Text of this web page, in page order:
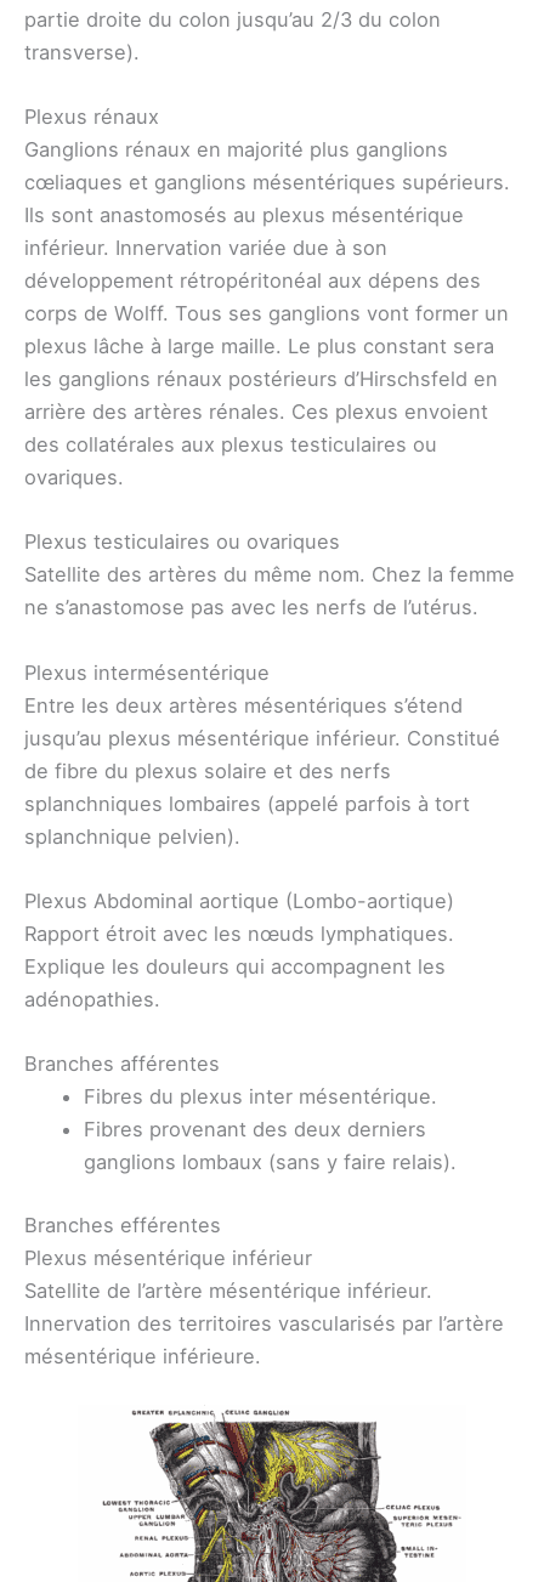
partie droite du colon jusqu’au 2/3 du colon
transverse).
Plexus rénaux
Ganglions rénaux en majorité plus ganglions
cœliaques et ganglions mésentériques supérieurs.
Ils sont anastomosés au plexus mésentérique
inférieur. Innervation variée due à son
développement rétropéritonéal aux dépens des
corps de Wolff. Tous ses ganglions vont former un
plexus lâche à large maille. Le plus constant sera
les ganglions rénaux postérieurs d’Hirschsfeld en
arrière des artères rénales. Ces plexus envoient
des collatérales aux plexus testiculaires ou
ovariques.
Plexus testiculaires ou ovariques
Satellite des artères du même nom. Chez la femme
ne s’anastomose pas avec les nerfs de l’utérus.
Plexus intermésentérique
Entre les deux artères mésentériques s’étend
jusqu’au plexus mésentérique inférieur. Constitué
de fibre du plexus solaire et des nerfs
splanchniques lombaires (appelé parfois à tort
splanchnique pelvien).
Plexus Abdominal aortique (Lombo-aortique)
Rapport étroit avec les nœuds lymphatiques.
Explique les douleurs qui accompagnent les
adénopathies.
Branches afférentes
Fibres du plexus inter mésentérique.
Fibres provenant des deux derniers
ganglions lombaux (sans y faire relais).
Branches efférentes
Plexus mésentérique inférieur
Satellite de l’artère mésentérique inférieur.
Innervation des territoires vascularisés par l’artère
mésentérique inférieure.